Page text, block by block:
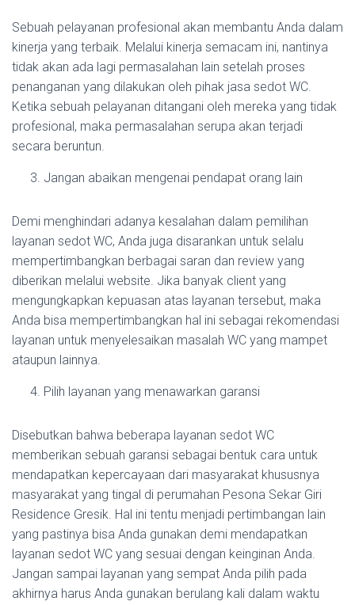
Sebuah pelayanan profesional akan membantu Anda dalam
kinerja yang terbaik. Melalui kinerja semacam ini, nantinya
tidak akan ada lagi permasalahan lain setelah proses
penanganan yang dilakukan oleh pihak jasa sedot WC.
Ketika sebuah pelayanan ditangani oleh mereka yang tidak
profesional, maka permasalahan serupa akan terjadi
secara beruntun.
Jangan abaikan mengenai pendapat orang lain
Demi menghindari adanya kesalahan dalam pemilihan
layanan sedot WC, Anda juga disarankan untuk selalu
mempertimbangkan berbagai saran dan review yang
diberikan melalui website. Jika banyak client yang
mengungkapkan kepuasan atas layanan tersebut, maka
Anda bisa mempertimbangkan hal ini sebagai rekomendasi
layanan untuk menyelesaikan masalah WC yang mampet
ataupun lainnya.
Pilih layanan yang menawarkan garansi
Disebutkan bahwa beberapa layanan sedot WC
memberikan sebuah garansi sebagai bentuk cara untuk
mendapatkan kepercayaan dari masyarakat khususnya
masyarakat yang tingal di perumahan Pesona Sekar Giri
Residence Gresik. Hal ini tentu menjadi pertimbangan lain
yang pastinya bisa Anda gunakan demi mendapatkan
layanan sedot WC yang sesuai dengan keinginan Anda.
Jangan sampai layanan yang sempat Anda pilih pada
akhirnya harus Anda gunakan berulang kali dalam waktu